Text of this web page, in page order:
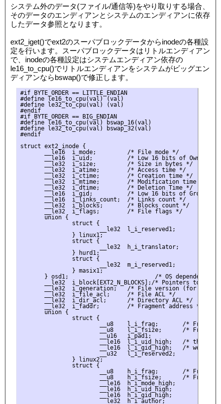
システム外のデータ(ファイル/通信等)をやり取りする場合、
そのデータのエンディアンとシステムのエンディアンに依存
したデータ参照となります。
ext2_iget()でext2のスーパブロックデータからinodeの各種設
定を行います。スーパブロックデータはリトルエンディアン
で、inodeの各種設定はシステムエンディアン依存の
le16_to_cpu()でリトルエンディアンをシステムがビッグエン
ディアンならbswap()で修正します。
#if BYTE_ORDER == LITTLE_ENDIAN
#define le16_to_cpu(val) (val)
#define le32_to_cpu(val) (val)
#endif
#if BYTE_ORDER == BIG_ENDIAN
#define le16_to_cpu(val) bswap_16(val)
#define le32_to_cpu(val) bswap_32(val)
#endif
struct ext2_inode {
       __le16  i_mode;         /* File mode */
__le16  i_uid;          /* Low 16 bits of Owner
       __le32  i_size;         /* Size in bytes */
       __le32  i_atime;        /* Access time */
       __le32  i_ctime;        /* Creation time */
       __le32  i_mtime;        /* Modification time */
       __le32  i_dtime;        /* Deletion Time */
__le16  i_gid;          /* Low 16 bits of Group Id
       __le16  i_links_count;  /* Links count */
       __le32  i_blocks;       /* Blocks count */
       __le32  i_flags;        /* File flags */
       union {
               struct {
                       __le32  l_i_reserved1;
               } linux1;
               struct {
                       __le32  h_i_translator;
               } hurd1;
               struct {
                       __le32  m_i_reserved1;
               } masix1;
} osd1;                         /* OS dependent 1
__le32  i_block[EXT2_N_BLOCKS];/* Pointers to
__le32  i_generation;   /* File version (for NFS)
       __le32  i_file_acl;     /* File ACL */
       __le32  i_dir_acl;      /* Directory ACL */
       __le32  i_faddr;        /* Fragment address */
       union {
               struct {
__u8    l_i_frag;       /*
__u8    l_i_fsize;      /*
                       __u16   i_pad1;
__le16  l_i_uid_high;   /* these 2
__le16  l_i_gid_high;   /* were
                       __u32   l_i_reserved2;
               } linux2;
               struct {
__u8    h_i_frag;       /*
__u8    h_i_fsize;      /*
                       __le16  h_i_mode_high;
                       __le16  h_i_uid_high;
                       __le16  h_i_gid_high;
                       __le32  h_i_author;